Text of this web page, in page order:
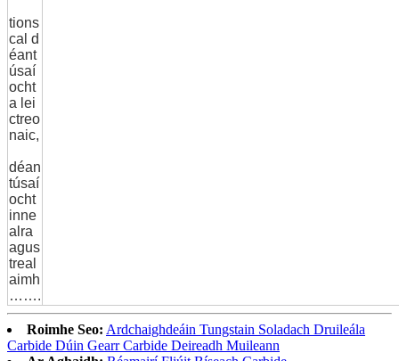
tions
cal d
éant
úsaí
ocht
a lei
ctreo
naic,
déan
túsaí
ocht
inne
alra
agus
treal
aimh
…….
Roimhe Seo: Ardchaighdeáin Tungstain Soladach Druileála
Carbide Dúin Gearr Carbide Deireadh Muileann